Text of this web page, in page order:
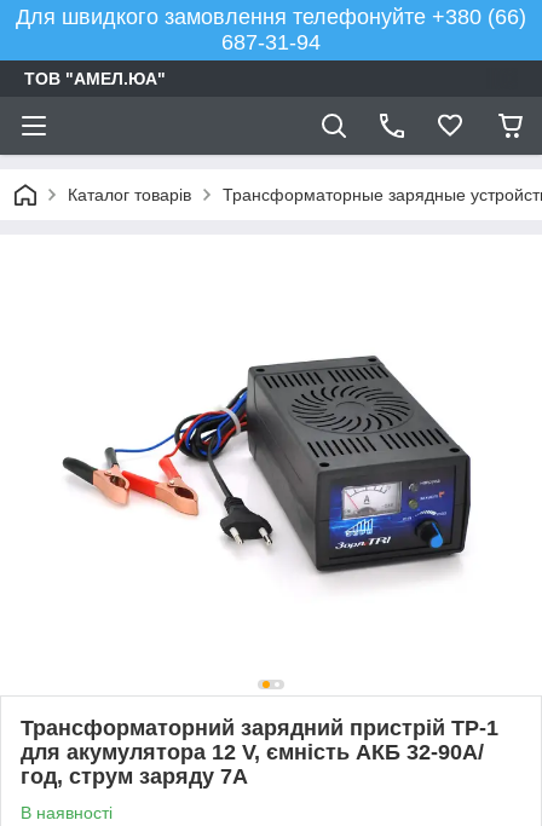
Для швидкого замовлення телефонуйте +380 (66)
687-31-94
ТОВ "АМЕЛ.ЮА"
Каталог товарів Трансформаторные зарядные
Трансформаторний зарядний пристрій ТР-1
для акумулятора 12 V, ємність АКБ 32-90А/
год, струм заряду 7A
В наявності